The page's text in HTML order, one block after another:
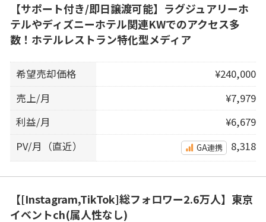
【サポート付き/即日譲渡可能】ラグジュアリーホ
テルやディズニーホテル関連KWでのアクセス多
数！ホテルレストラン特化型メディア
希望売却価格
¥240,000
売上/月
¥7,979
利益/月
¥6,679
PV/月（直近）
GA連携 8,318
【[Instagram,TikTok]総フォロワー2.6万人】東京
イベントch(属人性なし)